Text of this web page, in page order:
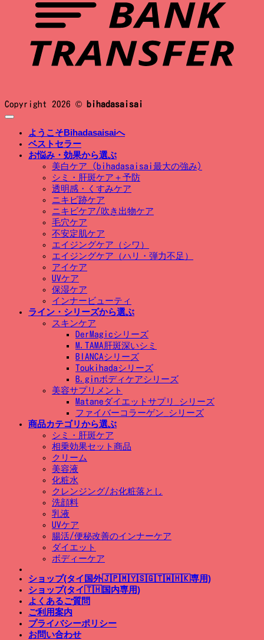
Copyright 2026 © bihadasaisai
ようこそBihadasaisaiへ
ベストセラー
お悩み・効果から選ぶ
美白ケア (bihadasaisai最大の強み)
シミ・肝斑ケア＋予防
透明感・くすみケア
ニキビ跡ケア
ニキビケア/吹き出物ケア
毛穴ケア
不安定肌ケア
エイジングケア（シワ）
エイジングケア（ハリ・弾力不足）
アイケア
UVケア
保湿ケア
インナービューティ
ライン・シリーズから選ぶ
スキンケア
DerMagicシリーズ
M.TAMA肝斑深いシミ
BIANCAシリーズ
Toukihadaシリーズ
B.ginボディケアシリーズ
美容サプリメント
Mataneダイエットサプリ_シリーズ
ファイバーコラーゲン_シリーズ
商品カテゴリから選ぶ
シミ・肝斑ケア
相乗効果セット商品
クリーム
美容液
化粧水
クレンジング/お化粧落とし
洗顔料
乳液
UVケア
腸活/便秘改善のインナーケア
ダイエット
ボディーケア
ショップ(タイ国外🇯🇵🇲🇾🇸🇬🇹🇼🇭🇰専用)
ショップ(タイ🇹🇭国内専用)
よくあるご質問
ご利用案内
プライバシーポリシー
お問い合わせ